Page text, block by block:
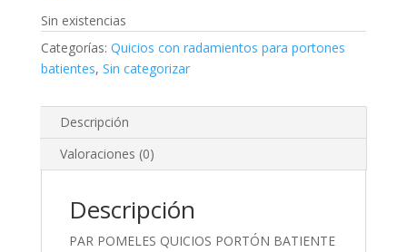
Sin existencias
Categorías: Quicios con radamientos para portones
batientes, Sin categorizar
Descripción
Valoraciones (0)
Descripción
PAR POMELES QUICIOS PORTÓN BATIENTE